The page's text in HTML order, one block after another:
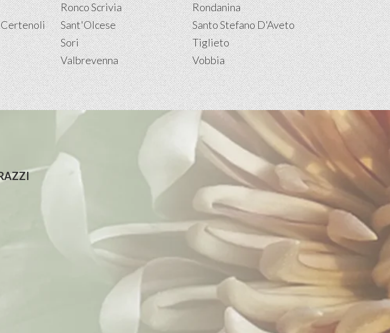
Ronco Scrivia
Rondanina
Certenoli Sant'Olcese
Santo Stefano D'Aveto
Sori
Tiglieto
Valbrevenna
Vobbia